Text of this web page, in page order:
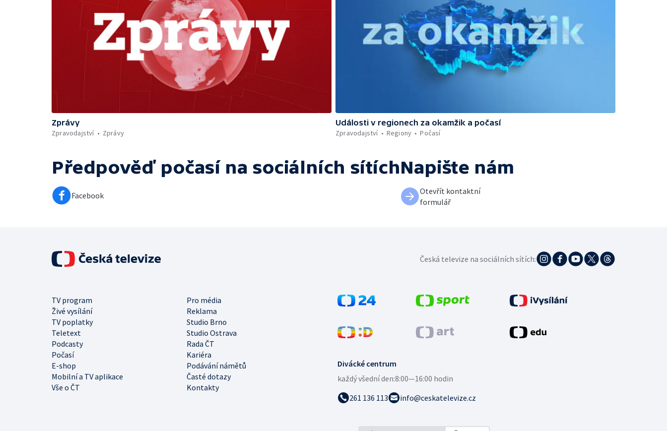
Zprávy
Zpravodajství
Zprávy
Události v regionech za okamžik a počasí
Zpravodajství
Regiony Počasí
Předpověď počasí na sociálních sítích
Facebook
Napište nám
Otevřít kontaktní
formulář
Divácké centrum
každý všední den:8:00—16:00 hodin
261 136 113
info@ceskatelevize.cz
TV program
Pro média
Živé vysílání
Reklama
TV poplatky
Studio Brno
Teletext
Studio Ostrava
Podcasty
Rada ČT
Počasí
Kariéra
E-shop
Podávání námětů
Mobilní a TV aplikace
Časté dotazy
Vše o ČT
Kontakty
Česká televize na sociálních sítích: